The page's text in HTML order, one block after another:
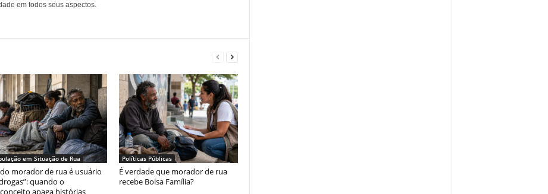
em todos seus aspectos.
em Situação de Rua
morador de rua é usuário
quando o
apaga histórias
Políticas Públicas
É verdade que morador de rua
recebe Bolsa Família?